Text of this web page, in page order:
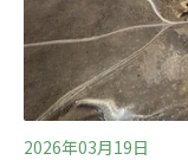
由農田水利署管理
研議。農田水利署
2026年03月19日